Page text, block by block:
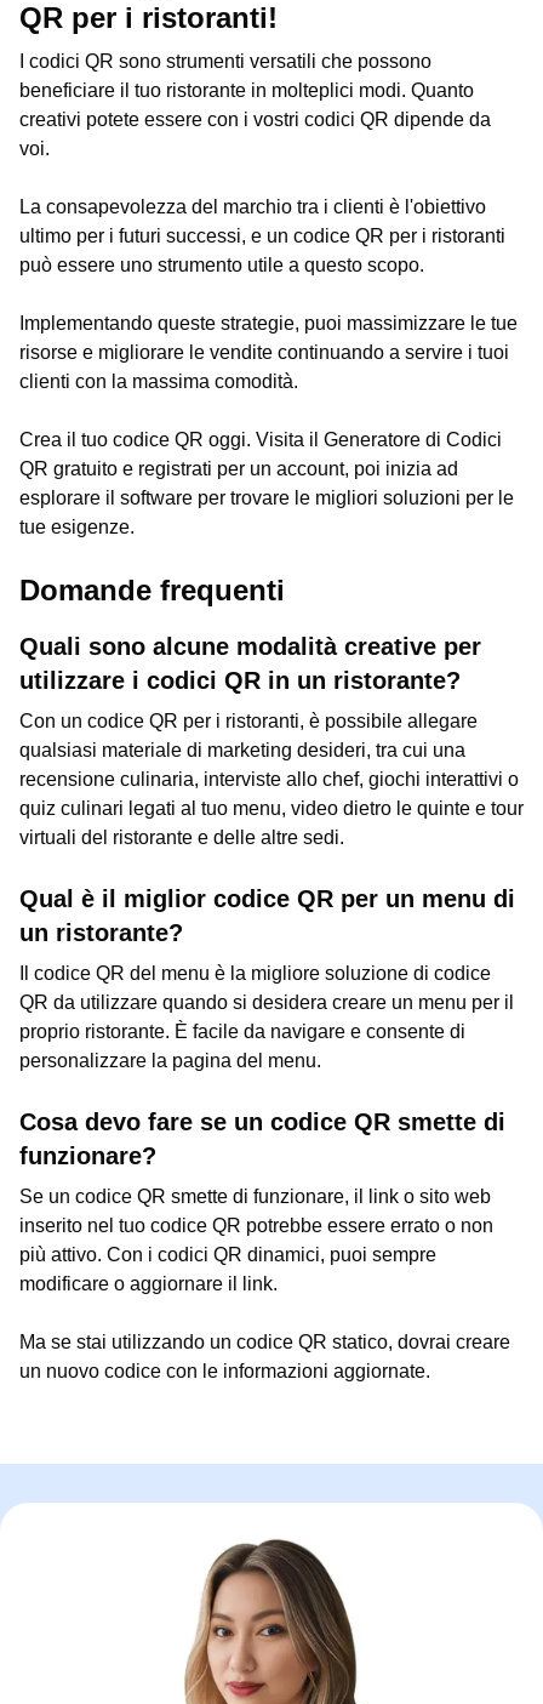
QR per i ristoranti!
I codici QR sono strumenti versatili che possono
beneficiare il tuo ristorante in molteplici modi. Quanto
creativi potete essere con i vostri codici QR dipende da
voi.
La consapevolezza del marchio tra i clienti è l'obiettivo
ultimo per i futuri successi, e un codice QR per i ristoranti
può essere uno strumento utile a questo scopo.
Implementando queste strategie, puoi massimizzare le tue
risorse e migliorare le vendite continuando a servire i tuoi
clienti con la massima comodità.
Crea il tuo codice QR oggi. Visita il Generatore di Codici
QR gratuito e registrati per un account, poi inizia ad
esplorare il software per trovare le migliori soluzioni per le
tue esigenze.
Domande frequenti
Quali sono alcune modalità creative per
utilizzare i codici QR in un ristorante?
Con un codice QR per i ristoranti, è possibile allegare
qualsiasi materiale di marketing desideri, tra cui una
recensione culinaria, interviste allo chef, giochi interattivi o
quiz culinari legati al tuo menu, video dietro le quinte e tour
virtuali del ristorante e delle altre sedi.
Qual è il miglior codice QR per un menu di
un ristorante?
Il codice QR del menu è la migliore soluzione di codice
QR da utilizzare quando si desidera creare un menu per il
proprio ristorante. È facile da navigare e consente di
personalizzare la pagina del menu.
Cosa devo fare se un codice QR smette di
funzionare?
Se un codice QR smette di funzionare, il link o sito web
inserito nel tuo codice QR potrebbe essere errato o non
più attivo. Con i codici QR dinamici, puoi sempre
modificare o aggiornare il link.
Ma se stai utilizzando un codice QR statico, dovrai creare
un nuovo codice con le informazioni aggiornate.